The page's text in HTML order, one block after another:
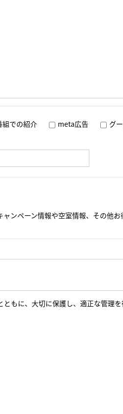
組での紹介 meta広告
グ
ンペーン情報や空室情報、その他
もに、大切に保護し、適正な管理